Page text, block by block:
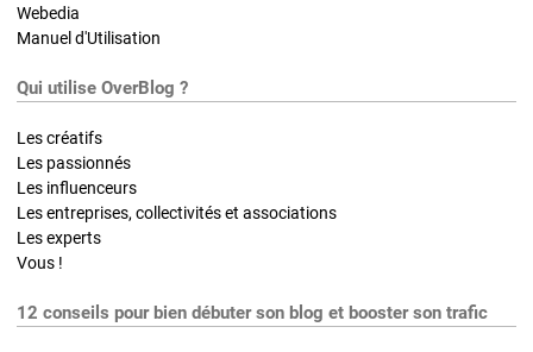
Webedia
Manuel d'Utilisation
Qui utilise OverBlog ?
Les créatifs
Les passionnés
Les influenceurs
Les entreprises, collectivités et associations
Les experts
Vous !
12 conseils pour bien débuter son blog et booster son trafic